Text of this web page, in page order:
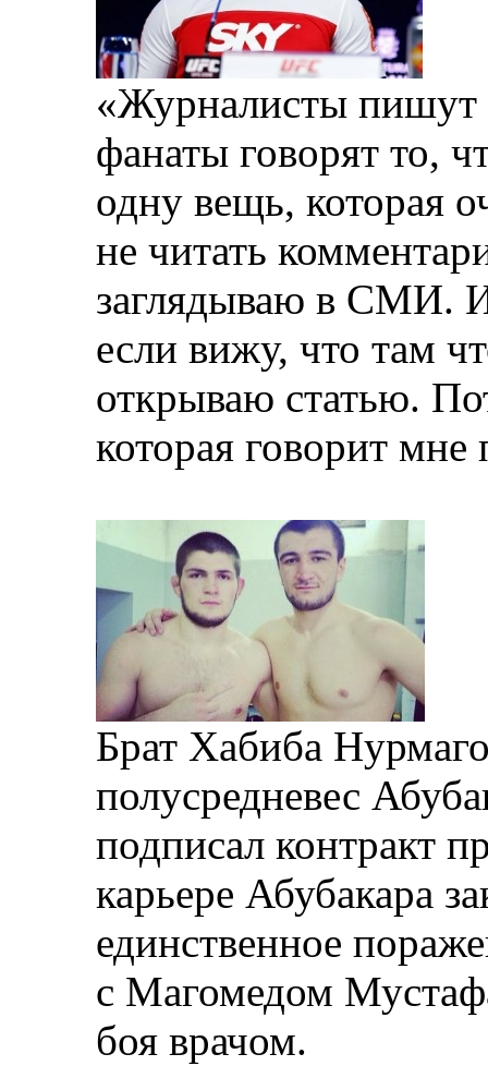
«Журналисты пишут
фанаты говорят то,
одну вещь, которая
не читать
заглядываю в СМИ.
если вижу, что там
открываю статью.
которая говорит мне
Брат Хабиба
полусредневес
подписал контракт
карьере Абубакара
единственное
с Магомедом
боя врачом.